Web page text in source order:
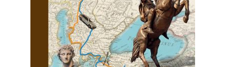
CONNAISSANCES ET SAVOIRS
MON PETIT ÉDITEUR